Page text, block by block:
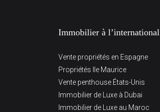
Immobilier à l’international
Vente propriétés en Espagne
Propriétés Ile Maurice
Vente penthouse États-Unis
Immobilier de Luxe à Dubai
Immobilier de Luxe au Maroc